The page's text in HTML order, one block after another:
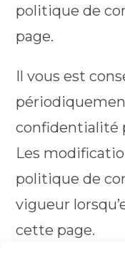
politique de
page.
Il vous est
confidentialité
Les
politique de
vigueur
cette page.